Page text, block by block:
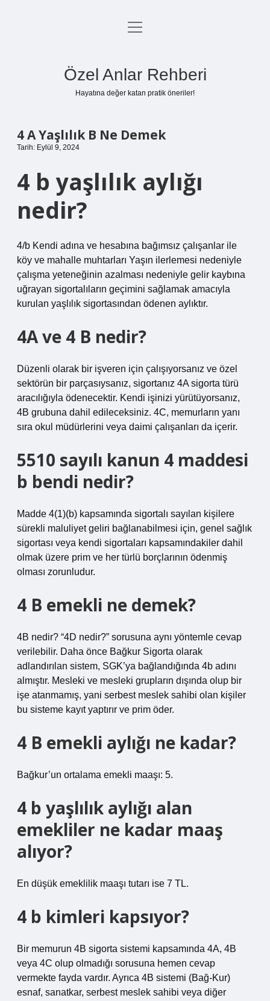
Anasayfa
menüyü
Özel Anlar Rehberi
Hayatına değer katan pratik öneriler!
4 A Yaşlılık B Ne Demek
Tarih: Eylül 9, 2024
4 b yaşlılık aylığı
nedir?
4/b Kendi adına ve hesabına bağımsız çalışanlar ile
köy ve mahalle muhtarları Yaşın ilerlemesi nedeniyle
çalışma yeteneğinin azalması nedeniyle gelir kaybına
uğrayan sigortalıların geçimini sağlamak amacıyla
kurulan yaşlılık sigortasından ödenen aylıktır.
4A ve 4 B nedir?
Düzenli olarak bir işveren için çalışıyorsanız ve özel
sektörün bir parçasıysanız, sigortanız 4A sigorta türü
aracılığıyla ödenecektir. Kendi işinizi yürütüyorsanız,
4B grubuna dahil edileceksiniz. 4C, memurların yanı
sıra okul müdürlerini veya daimi çalışanları da içerir.
5510 sayılı kanun 4 maddesi
b bendi nedir?
Madde 4(1)(b) kapsamında sigortalı sayılan kişilere
sürekli maluliyet geliri bağlanabilmesi için, genel sağlık
sigortası veya kendi sigortaları kapsamındakiler dahil
olmak üzere prim ve her türlü borçlarının ödenmiş
olması zorunludur.
4 B emekli ne demek?
4B nedir? “4D nedir?” sorusuna aynı yöntemle cevap
verilebilir. Daha önce Bağkur Sigorta olarak
adlandırılan sistem, SGK’ya bağlandığında 4b adını
almıştır. Mesleki ve mesleki grupların dışında olup bir
işe atanmamış, yani serbest meslek sahibi olan kişiler
bu sisteme kayıt yaptırır ve prim öder.
4 B emekli aylığı ne kadar?
Bağkur’un ortalama emekli maaşı: 5.
4 b yaşlılık aylığı alan
emekliler ne kadar maaş
alıyor?
En düşük emeklilik maaşı tutarı ise 7 TL.
4 b kimleri kapsıyor?
Bir memurun 4B sigorta sistemi kapsamında 4A, 4B
veya 4C olup olmadığı sorusuna hemen cevap
vermekte fayda vardır. Ayrıca 4B sistemi (Bağ-Kur)
esnaf, sanatkar, serbest meslek sahibi veya diğer